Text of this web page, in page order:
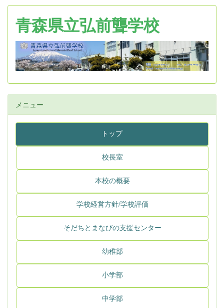
青森県立弘前聾学校
メニュー
トップ
校長室
本校の概要
学校経営方針/学校評価
そだちとまなびの支援センター
幼稚部
小学部
中学部